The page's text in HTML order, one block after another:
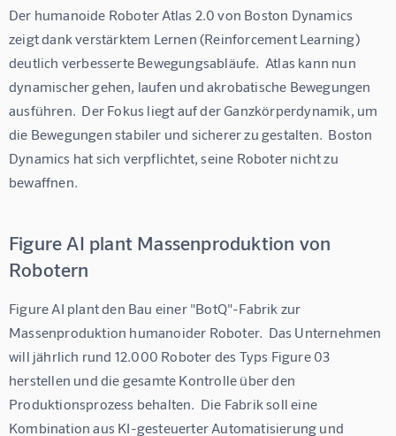
Der humanoide Roboter Atlas 2.0 von Boston Dynamics
zeigt dank verstärktem Lernen (Reinforcement Learning)
deutlich verbesserte Bewegungsabläufe.  Atlas kann nun
dynamischer gehen, laufen und akrobatische Bewegungen
ausführen.  Der Fokus liegt auf der Ganzkörperdynamik, um
die Bewegungen stabiler und sicherer zu gestalten.  Boston
Dynamics hat sich verpflichtet, seine Roboter nicht zu
bewaffnen.
Figure AI plant Massenproduktion von
Robotern
Figure AI plant den Bau einer "BotQ"-Fabrik zur
Massenproduktion humanoider Roboter.  Das Unternehmen
will jährlich rund 12.000 Roboter des Typs Figure 03
herstellen und die gesamte Kontrolle über den
Produktionsprozess behalten.  Die Fabrik soll eine
Kombination aus KI-gesteuerter Automatisierung und